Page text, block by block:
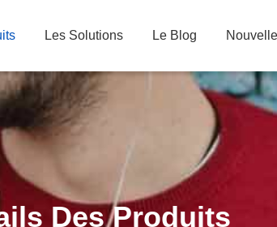
Les Solutions Le Blog
Des Produits